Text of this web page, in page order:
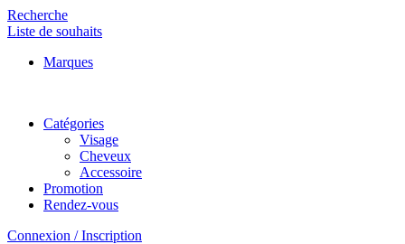
Recherche
Liste de souhaits
Marques
Catégories
Visage
Cheveux
Accessoire
Promotion
Rendez-vous
Connexion / Inscription